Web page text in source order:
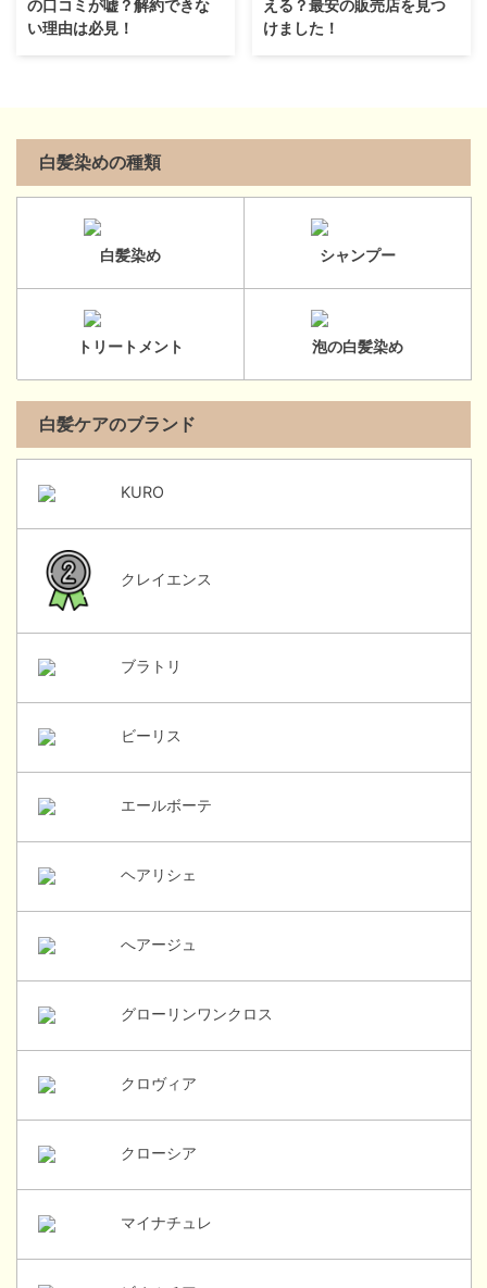
の口コミが嘘？解約できな
い理由は必見！
える？最安の販売店を見つ
けました！
白髪染めの種類
白髪染め シャンプー
トリートメント 泡の白髪染め
白髪ケアのブランド
KURO
クレイエンス
ブラトリ
ビーリス
エールボーテ
ヘアリシェ
へアージュ
グローリンワンクロス
クロヴィア
クローシア
マイナチュレ